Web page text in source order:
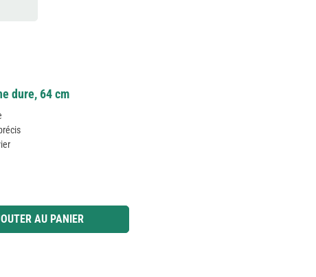
dure, 64 cm
ou utilisez les boutons pour augmenter ou diminuer la quantité.
AU PANIER